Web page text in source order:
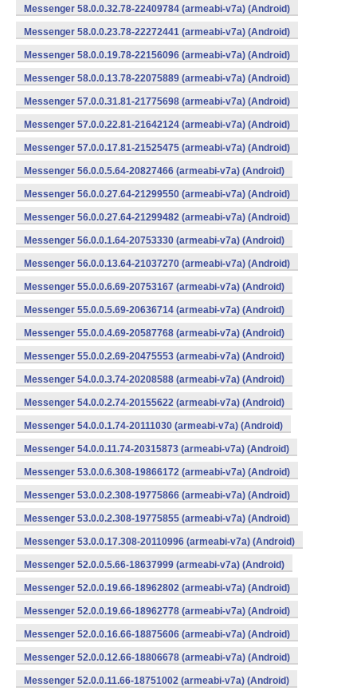
Messenger 58.0.0.32.78-22409784 (armeabi-v7a) (Android)
Messenger 58.0.0.23.78-22272441 (armeabi-v7a) (Android)
Messenger 58.0.0.19.78-22156096 (armeabi-v7a) (Android)
Messenger 58.0.0.13.78-22075889 (armeabi-v7a) (Android)
Messenger 57.0.0.31.81-21775698 (armeabi-v7a) (Android)
Messenger 57.0.0.22.81-21642124 (armeabi-v7a) (Android)
Messenger 57.0.0.17.81-21525475 (armeabi-v7a) (Android)
Messenger 56.0.0.5.64-20827466 (armeabi-v7a) (Android)
Messenger 56.0.0.27.64-21299550 (armeabi-v7a) (Android)
Messenger 56.0.0.27.64-21299482 (armeabi-v7a) (Android)
Messenger 56.0.0.1.64-20753330 (armeabi-v7a) (Android)
Messenger 56.0.0.13.64-21037270 (armeabi-v7a) (Android)
Messenger 55.0.0.6.69-20753167 (armeabi-v7a) (Android)
Messenger 55.0.0.5.69-20636714 (armeabi-v7a) (Android)
Messenger 55.0.0.4.69-20587768 (armeabi-v7a) (Android)
Messenger 55.0.0.2.69-20475553 (armeabi-v7a) (Android)
Messenger 54.0.0.3.74-20208588 (armeabi-v7a) (Android)
Messenger 54.0.0.2.74-20155622 (armeabi-v7a) (Android)
Messenger 54.0.0.1.74-20111030 (armeabi-v7a) (Android)
Messenger 54.0.0.11.74-20315873 (armeabi-v7a) (Android)
Messenger 53.0.0.6.308-19866172 (armeabi-v7a) (Android)
Messenger 53.0.0.2.308-19775866 (armeabi-v7a) (Android)
Messenger 53.0.0.2.308-19775855 (armeabi-v7a) (Android)
Messenger 53.0.0.17.308-20110996 (armeabi-v7a) (Android)
Messenger 52.0.0.5.66-18637999 (armeabi-v7a) (Android)
Messenger 52.0.0.19.66-18962802 (armeabi-v7a) (Android)
Messenger 52.0.0.19.66-18962778 (armeabi-v7a) (Android)
Messenger 52.0.0.16.66-18875606 (armeabi-v7a) (Android)
Messenger 52.0.0.12.66-18806678 (armeabi-v7a) (Android)
Messenger 52.0.0.11.66-18751002 (armeabi-v7a) (Android)